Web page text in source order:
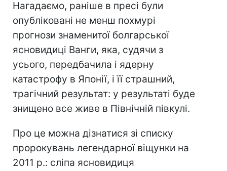
Нагадаємо, раніше в пресі були
опубліковані не менш похмурі
прогнози знаменитої болгарської
ясновидиці Ванги, яка, судячи з
усього, передбачила і ядерну
катастрофу в Японії, і її страшний,
трагічний результат: у результаті буде
знищено все живе в Північній півкулі.
Про це можна дізнатися зі списку
пророкувань легендарної віщунки на
2011 р.: сліпа ясновидиця